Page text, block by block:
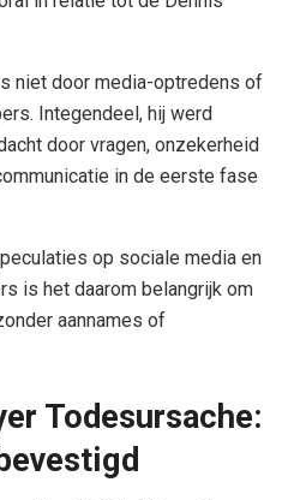
niet door media-optredens of
Integendeel, hij werd
door vragen, onzekerheid
in de eerste fase
op sociale media en
is het daarom belangrijk om
aannames of
Todesursache: